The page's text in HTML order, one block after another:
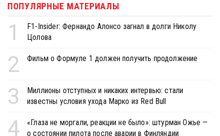
ПОПУЛЯРНЫЕ МАТЕРИАЛЫ
1
F1-Insider: Фернандо Алонсо загнал в долги Николу
Цолова
2 Фильм о Формуле 1 должен получить продолжение
3
Миллионы отступных и никаких интервью: стали
известны условия ухода Марко из Red Bull
4
«Глаза не моргали, реакции не было»: штурман Ожье —
о состоянии пилота после аварии в Финляндии